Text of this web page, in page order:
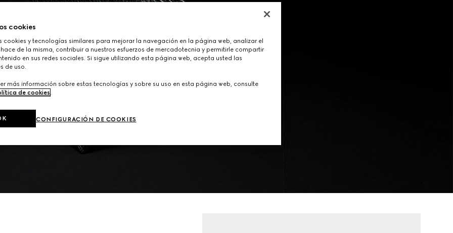
cookies
cookies y tecnologías similares para mejorar la navegación en la página web, analizar el
hace de la misma, contribuir a nuestros esfuerzos de mercadotecnia y permitirle compartir
en sus redes sociales. Si sigue utilizando esta página web, acepta usted las
de uso.
más información sobre estas tecnologías y sobre su uso en esta página web, consulte
de cookies.
CONFIGURACIÓN DE COOKIES